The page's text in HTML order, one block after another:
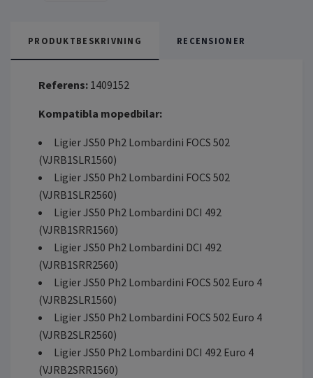
PRODUKTBESKRIVNING RECENSIONER
Referens: 1409152
Kompatibla mopedbilar:
Ligier JS50 Ph2 Lombardini FOCS 502
(VJRB1SLR1560)
Ligier JS50 Ph2 Lombardini FOCS 502
(VJRB1SLR2560)
Ligier JS50 Ph2 Lombardini DCI 492
(VJRB1SRR1560)
Ligier JS50 Ph2 Lombardini DCI 492
(VJRB1SRR2560)
Ligier JS50 Ph2 Lombardini FOCS 502 Euro 4
(VJRB2SLR1560)
Ligier JS50 Ph2 Lombardini FOCS 502 Euro 4
(VJRB2SLR2560)
Ligier JS50 Ph2 Lombardini DCI 492 Euro 4
(VJRB2SRR1560)